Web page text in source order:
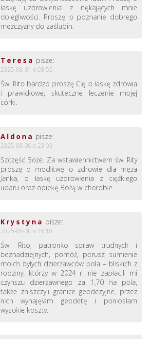
łaskę uzdrowienia z nękających mnie
dolegliwości. Proszę o poznanie dobrego
mężczyzny do zaślubin.
Teresa pisze:
2025-08-31 o 08:55
Św. Rito bardzo proszę Cię o łaskę zdrowia
i prawidłowe, skuteczne leczenie mojej
córki.
Aldona pisze:
2025-08-30 o 23:03
Szczęść Boże. Za wstawiennictwem św. Rity
proszę o modlitwę o zdrowie dla męża
Janka, o łaskę uzdrowienia z ciężkiego
udaru oraz opiekę Bożą w chorobie.
Krystyna pisze:
2025-08-30 o 16:18
Św. Rito, patronko spraw trudnych i
beznadziejnych, pomóż, porusz sumienie
moich byłych dzierżawców pola – bliskich z
rodziny, którzy w 2024 r. nie zapłacili mi
czynszu dzierżawnego za 1,70 ha pola,
także zniszczyli granice geodezyjne, przez
nich wynajęłam geodetę i poniosłam
wysokie koszty.